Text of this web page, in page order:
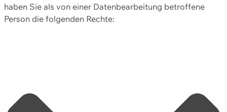
haben Sie als von einer Datenbearbeitung betroffene
Person die folgenden Rechte: